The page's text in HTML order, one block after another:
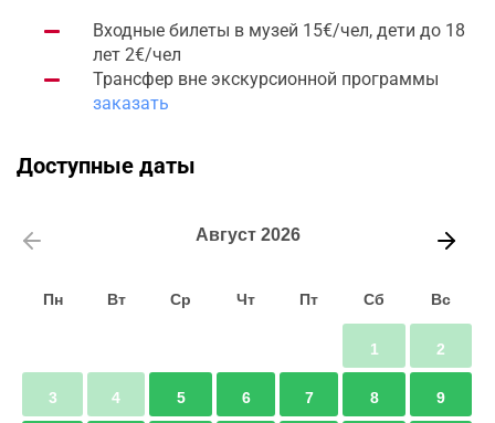
Входные билеты в музей 15€/чел, дети до 18
лет 2€/чел
Трансфер вне экскурсионной программы
заказать
Доступные даты
Август 2026
Пн Вт Ср Чт Пт Сб Вс
1 2
3 4 5 6 7 8 9